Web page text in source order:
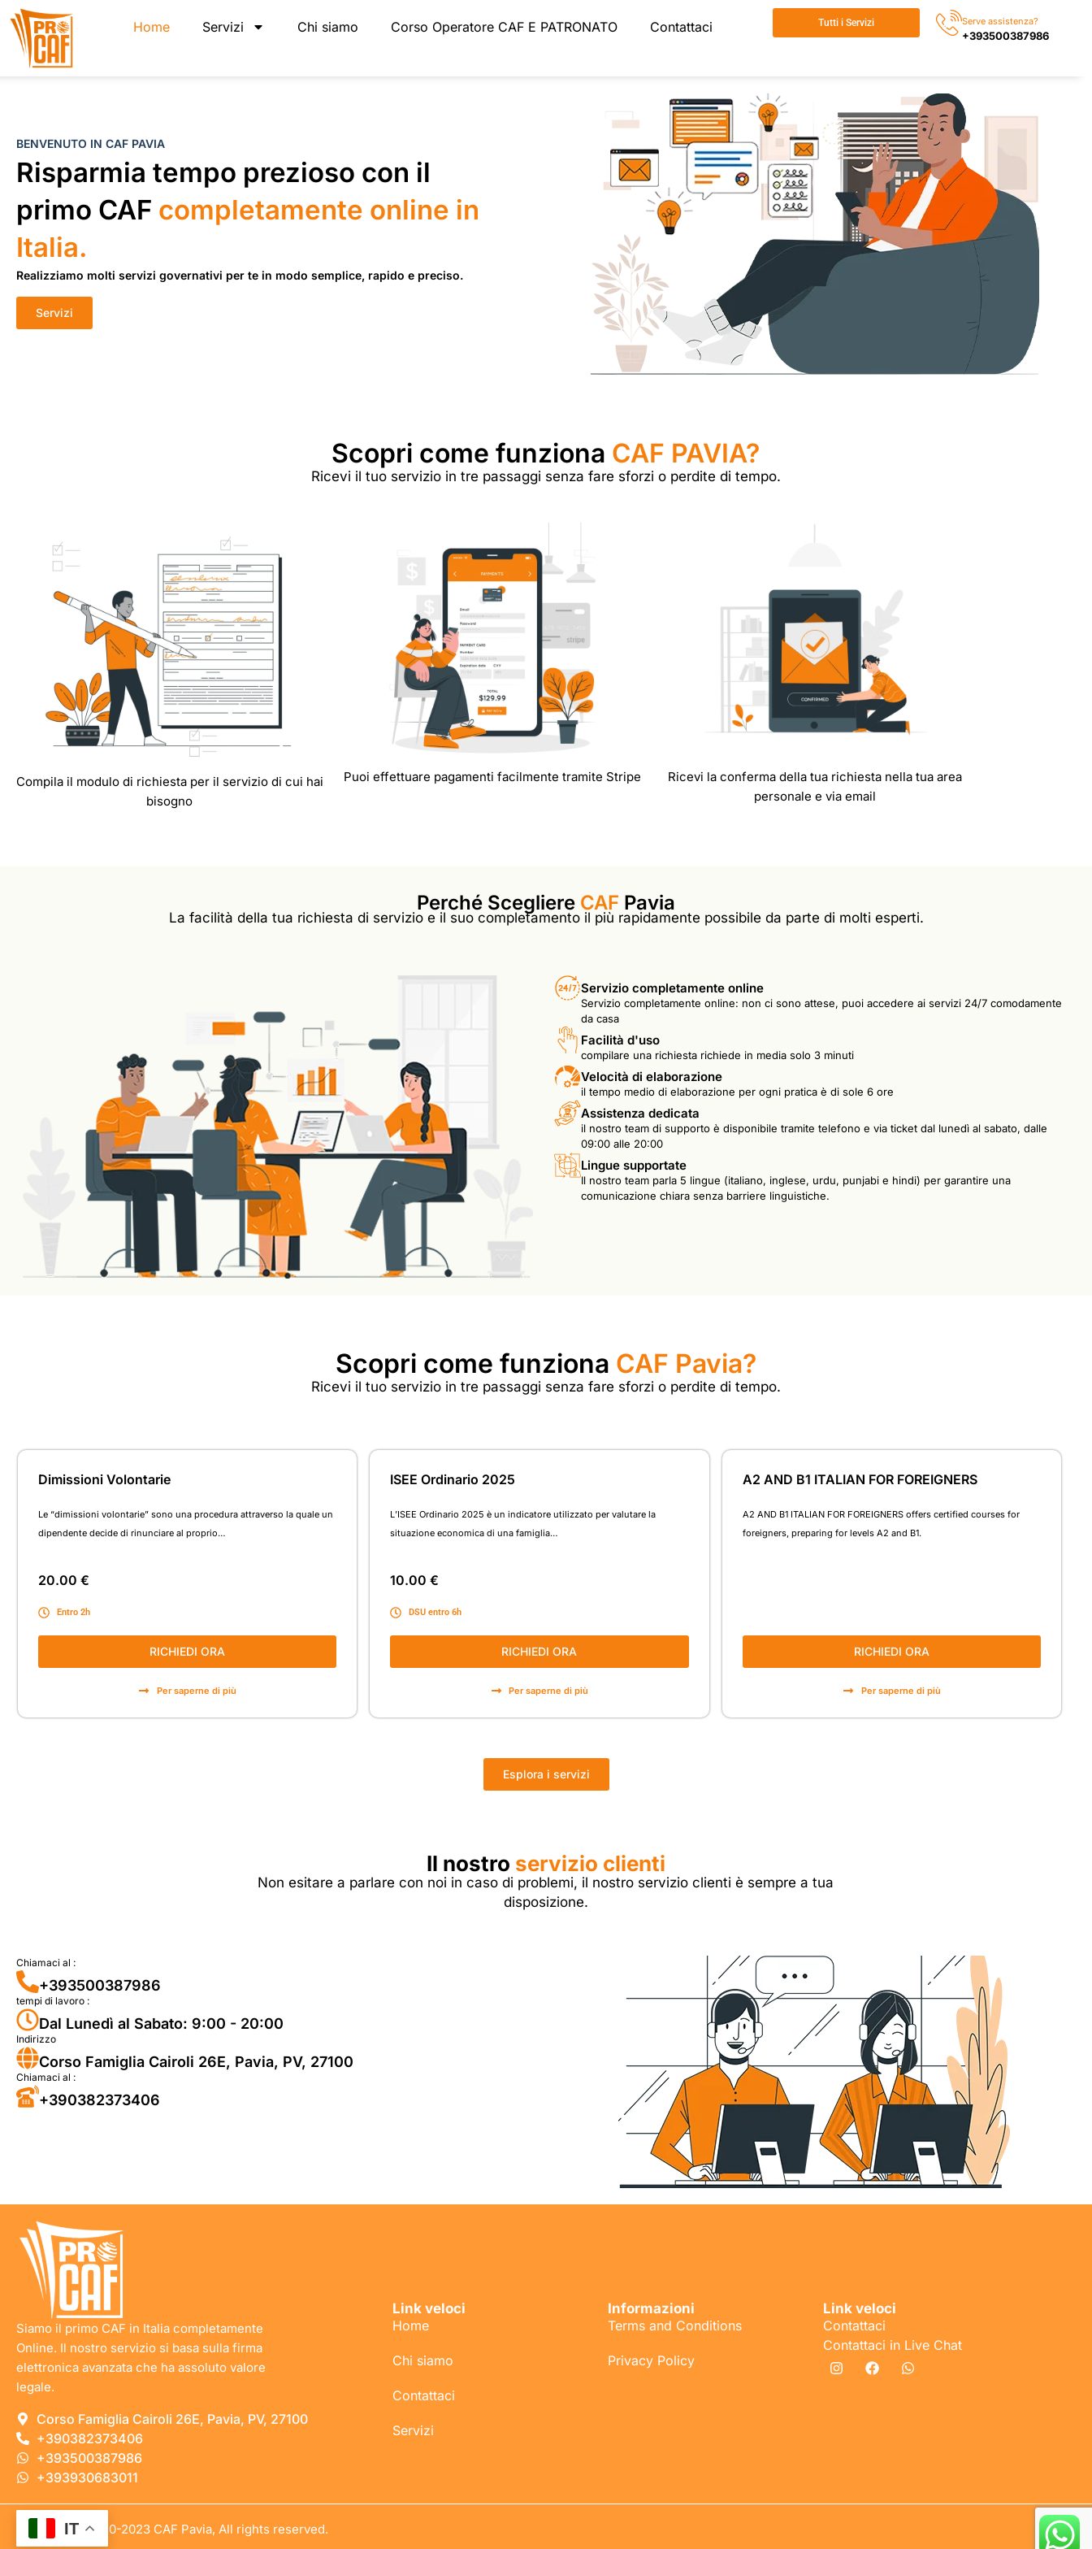
Home Servizi Chi siamo Corso Operatore CAF E PATRONATO Contattaci Tutti i Servizi Serve assistenza?
+393500387986
BENVENUTO IN CAF PAVIA
Risparmia tempo prezioso con il
primo CAF completamente online in
Italia.
Realizziamo molti servizi governativi per te in modo semplice, rapido e preciso.
Servizi
Scopri come funziona CAF PAVIA?
Ricevi il tuo servizio in tre passaggi senza fare sforzi o perdite di tempo.
Compila il modulo di richiesta per il servizio di cui hai
bisogno
Puoi effettuare pagamenti facilmente tramite Stripe
Ricevi la conferma della tua richiesta nella tua area
personale e via email
Perché Scegliere CAF Pavia
La facilità della tua richiesta di servizio e il suo completamento il più rapidamente possibile da parte di molti esperti.
Servizio completamente online
Servizio completamente online: non ci sono attese, puoi accedere ai servizi 24/7 comodamente
da casa
Facilità d'uso
compilare una richiesta richiede in media solo 3 minuti
Velocità di elaborazione
il tempo medio di elaborazione per ogni pratica è di sole 6 ore
Assistenza dedicata
il nostro team di supporto è disponibile tramite telefono e via ticket dal lunedì al sabato, dalle
09:00 alle 20:00
Lingue supportate
Il nostro team parla 5 lingue (italiano, inglese, urdu, punjabi e hindi) per garantire una
comunicazione chiara senza barriere linguistiche.
Scopri come funziona CAF Pavia?
Ricevi il tuo servizio in tre passaggi senza fare sforzi o perdite di tempo.
Dimissioni Volontarie
Le “dimissioni volontarie” sono una procedura attraverso la quale un
dipendente decide di rinunciare al proprio…
20.00 €
Entro 2h
RICHIEDI ORA
Per saperne di più
ISEE Ordinario 2025
L’ISEE Ordinario 2025 è un indicatore utilizzato per valutare la
situazione economica di una famiglia…
10.00 €
DSU entro 6h
RICHIEDI ORA
Per saperne di più
A2 AND B1 ITALIAN FOR FOREIGNERS
A2 AND B1 ITALIAN FOR FOREIGNERS offers certified courses for
foreigners, preparing for levels A2 and B1.
RICHIEDI ORA
Per saperne di più
Esplora i servizi
Il nostro servizio clienti
Non esitare a parlare con noi in caso di problemi, il nostro servizio clienti è sempre a tua
disposizione.
Chiamaci al :
+393500387986
tempi di lavoro :
Dal Lunedì al Sabato: 9:00 - 20:00
Indirizzo
Corso Famiglia Cairoli 26E, Pavia, PV, 27100
Chiamaci al :
+390382373406
Siamo il primo CAF in Italia completamente
Online. Il nostro servizio si basa sulla firma
elettronica avanzata che ha assoluto valore
legale.
Corso Famiglia Cairoli 26E, Pavia, PV, 27100
+390382373406
+393500387986
+393930683011
Link veloci
Home
Chi siamo
Contattaci
Servizi
Informazioni
Terms and Conditions
Privacy Policy
Link veloci
Contattaci
Contattaci in Live Chat
copyright © 2010-2023 CAF Pavia, All rights reserved.
IT